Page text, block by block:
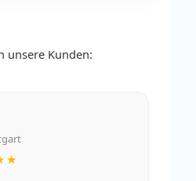
unsere Kunden: